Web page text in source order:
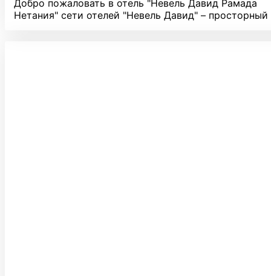
Добро пожаловать в отель "Невель Давид Рамада
Нетания" сети отелей "Невель Давид" –